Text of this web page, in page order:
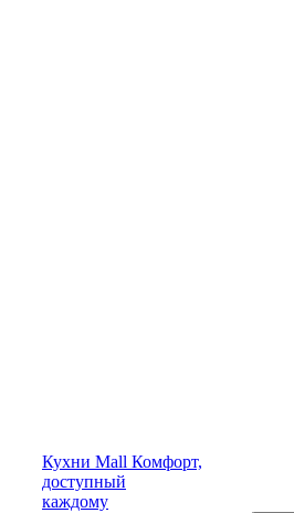
Кухни Mall Комфорт,
доступный
каждому